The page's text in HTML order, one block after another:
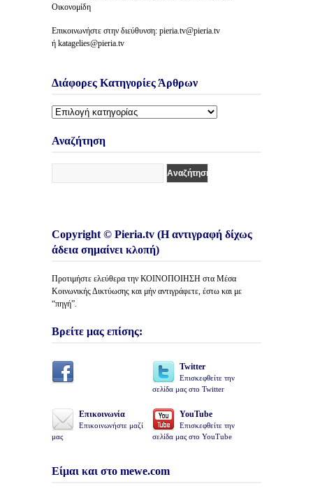
Οικονομίδη
Επικοινωνήστε στην διεύθυνση: pieria.tv@pieria.tv
ή katagelies@pieria.tv
Διάφορες Κατηγορίες Άρθρων
Διάφορες
Άρθρων
Αναζήτηση
Copyright © Pieria.tv (Η αντιγραφή δίχως
άδεια σημαίνει κλοπή)
Προτιμήστε ελεύθερα την ΚΟΙΝΟΠΟΙΗΣΗ στα Μέσα
Κοινωνικής Δικτύωσης και μήν αντιγράφετε, έστω και με
“πηγή”.
Βρείτε μας επίσης:
Twitter
Επισκεφθείτε την
σελίδα μας στο Twitter
Επικοινωνία
Επικοινωνήστε μαζί
μας
YouTube
Επισκεφθείτε την
σελίδα μας στο YouTube
Είμαι και στο mewe.com